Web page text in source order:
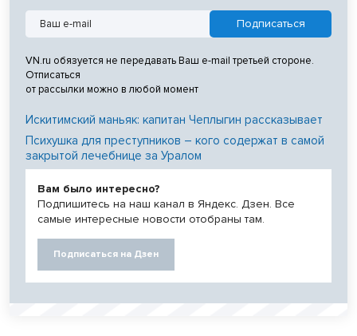
VN.ru обязуется не передавать Ваш e-mail третьей стороне.
Отписаться
от рассылки можно в любой момент
Искитимский маньяк: капитан Чеплыгин рассказывает
Психушка для преступников – кого содержат в самой
закрытой лечебнице за Уралом
Вам было интересно?
Подпишитесь на наш канал в Яндекс. Дзен. Все
самые интересные новости отобраны там.
Подписаться на Дзен